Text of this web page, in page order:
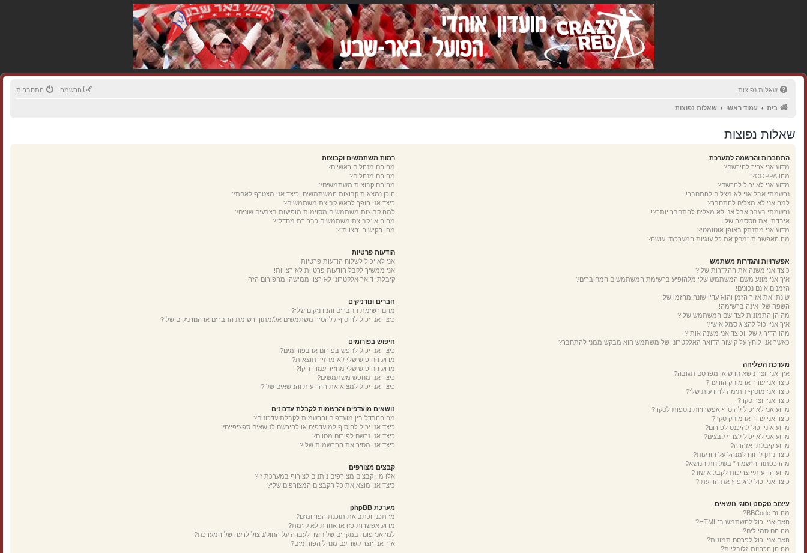
שאלות נפוצות התחברות הרשמה
בית עמוד ראשי שאלות נפוצות
שאלות נפוצות
התחברות והרשמה למערכת
מדוע אני צריך להירשם?
מהו COPPA?
מדוע אני לא יכול להרשם?
נרשמתי אבל אני לא מצליח להתחבר!
למה אני לא מצליח להתחבר?
נרשמתי בעבר אבל אני לא מצליח להתחבר יותר?!
איבדתי את הססמה שלי!
מדוע אני מתנתק באופן אוטומטי?
מה האפשרות “מחק את כל עוגיות המערכת” עושה?
אפשרויות והגדרות משתמש
כיצד אני משנה את ההגדרות שלי?
איך אני מונע משם המשתמש שלי מלהופיע ברשימת המשתמשים המחוברים?
הזמנים אינם נכונים!
שינתי את אזור הזמן והוא עדין שונה מהזמן שלי!
השפה שלי אינה ברשימה!
מה הן התמונות לצד שם המשתמש שלי?
איך אני יכול להציג סמל אישי?
מהו הדירוג שלי וכיצד אני משנה אותו?
כאשר אני לוחץ על קישור הדואר האלקטרוני של משתמש הוא מבקש ממני להתחבר?
מערכת השליחה
איך אני יוצר נושא חדש או מפרסם תגובה?
כיצד אני עורך או מוחק הודעה?
כיצד אני מוסיף חתימה להודעות שלי?
כיצד אני יוצר סקר?
מדוע אני לא יכול להוסיף אפשרויות נוספות לסקר?
כיצד אני ערוך או מוחק סקר?
מדוע איני יכול להיכנס לפורום?
מדוע אני לא יכול לצרף קבצים?
מדוע קיבלתי אזהרה?
כיצד ניתן לדווח למנהל על הודעות?
מהו כפתור ה“שמור” בשליחת הנושא?
מדוע הודעותיי צריכות לקבל אישור?
כיצד אני יכול להקפיץ את הודעתי?
עיצוב טקסט וסוגי נושאים
מה זה BBCode?
האם אני יכול להשתמש ב־HTML?
מה הם סמיילים?
האם אני יכול לפרסם תמונות?
מה הן הכרזות גלובליות?
רמות משתמשים וקבוצות
מה הם מנהלים ראשיים?
מה הם מנהלים?
מה הם קבוצות משתמשים?
היכן נמצאות קבוצות המשתמשים וכיצד אני מצטרף לאחת?
כיצד אני הופך לראש קבוצת משתמשים?
למה קבוצות משתמשים מסוימות מופיעות בצבעים שונים?
מה היא “קבוצת משתמשים כברירת מחדל”?
מהו הקישור “הצוות”?
הודעות פרטיות
אני לא יכול לשלוח הודעות פרטיות!
אני ממשיך לקבל הודעות פרטיות לא רצויות!
קיבלתי דואר אלקטרוני לא רצוי ממישהו מהפורום הזה!
חברים ונודניקים
מהם רשימת החברים והנודניקים שלי?
כיצד אני יכול להוסיף / להסיר משתמשים אל/מתוך רשימת החברים או הנודניקים שלי?
חיפוש בפורומים
כיצד אני יכול לחפש בפורום או בפורומים?
מדוע החיפוש שלי לא מחזיר תוצאות?
מדוע החיפוש שלי מחזיר עמוד ריק!?
כיצד אני מחפש משתמשים?
כיצד אני יכול למצוא את ההודעות והנושאים שלי?
נושאים מועדפים והרשמות לקבלת עדכונים
מה ההבדל בין מועדפים והרשמות לקבלת עדכונים?
כיצד אני יכול להוסיף למועדפים או להירשם לנושאים ספציפיים?
כיצד אני נרשם לפורום מסוים?
כיצד אני מסיר את ההרשמות שלי?
קבצים מצורפים
אלו מין קבצים מצורפים ניתנים לצירוף במערכת זו?
כיצד אני מוצא את כל הקבצים המצורפים שלי?
מערכת phpBB
מי תכנן וכתב את תוכנת הפורומים?
מדוע אפשרות כזו או אחרת לא קיימת?
למי אני פונה במקרים של חשד לעברה על החוק/ניצול לרעה של המערכת?
איך אני יוצר קשר עם מנהל הפורומים?